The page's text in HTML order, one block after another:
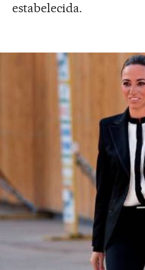
estabelecida.